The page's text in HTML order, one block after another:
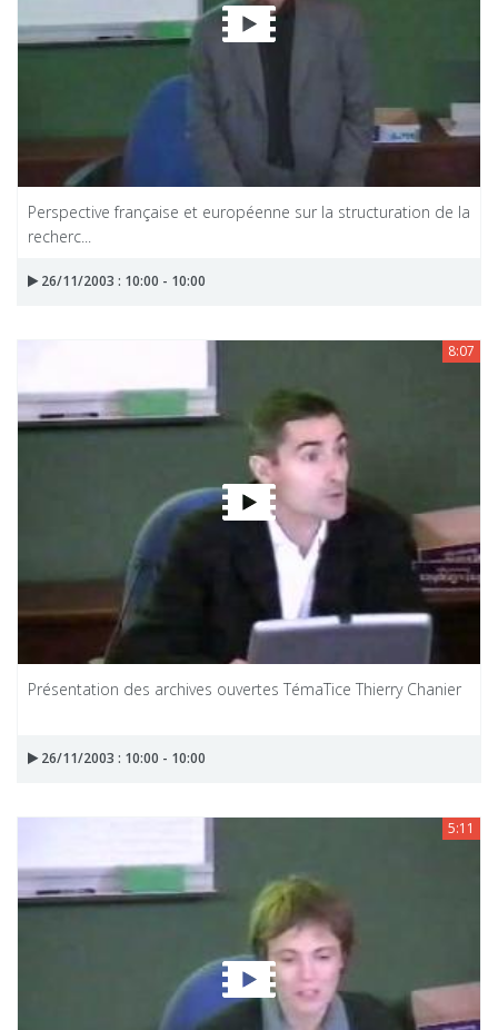
Perspective française et européenne sur la structuration de la
recherc...
26/11/2003 : 10:00 - 10:00
8:07
Présentation des archives ouvertes TémaTice Thierry Chanier
26/11/2003 : 10:00 - 10:00
5:11